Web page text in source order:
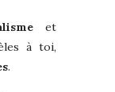
et
à toi,
.